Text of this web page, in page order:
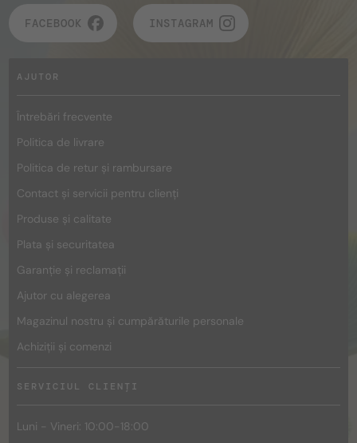
FACEBOOK INSTAGRAM
AJUTOR
Întrebări frecvente
Politica de livrare
Politica de retur și rambursare
Contact și servicii pentru clienți
Produse și calitate
Plata și securitatea
Garanție și reclamații
Ajutor cu alegerea
Magazinul nostru și cumpărăturile personale
Achiziții și comenzi
SERVICIUL CLIENȚI
Luni - Vineri: 10:00-18:00